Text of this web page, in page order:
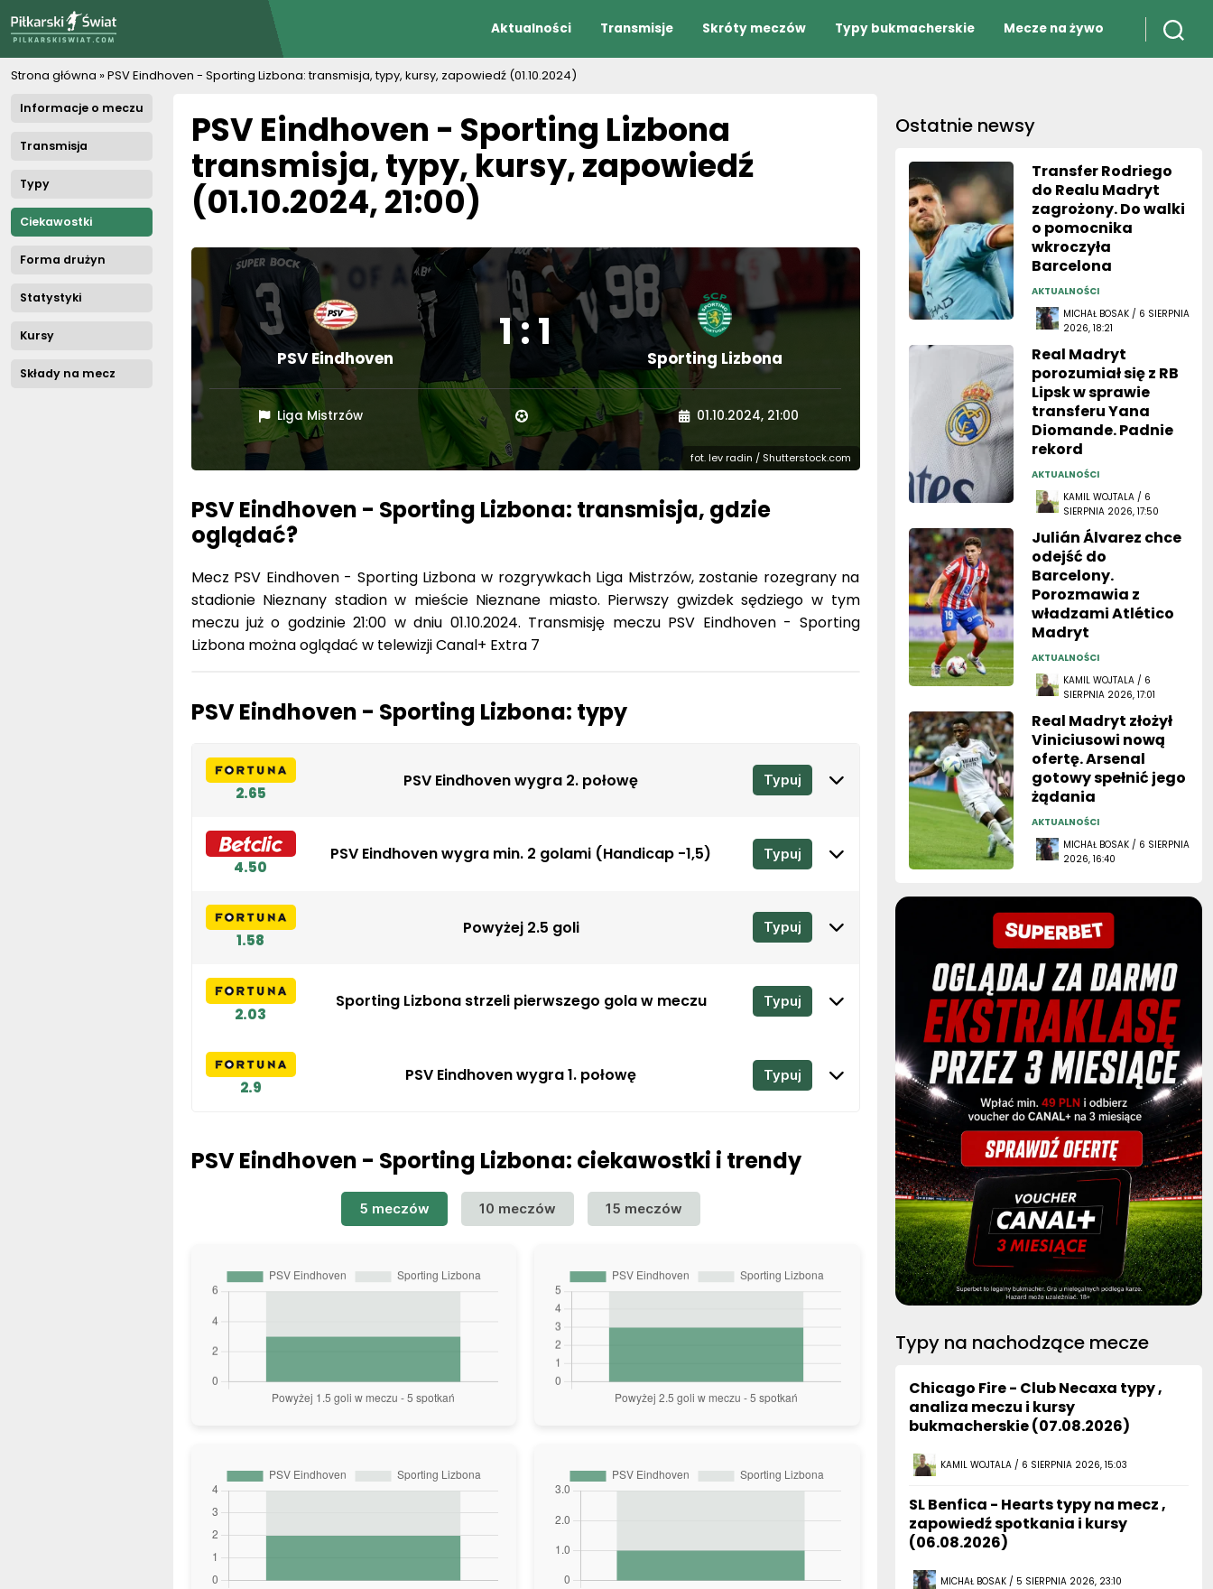
Aktualności Transmisje Skróty meczów Typy bukmacherskie Mecze na żywo
Strona główna »PSV Eindhoven - Sporting Lizbona: transmisja, typy, kursy, zapowiedź (01.10.2024)
Informacje o meczu
Transmisja
Typy
Ciekawostki
Forma drużyn
Statystyki
Kursy
Składy na mecz
PSV Eindhoven - Sporting Lizbona
transmisja, typy, kursy, zapowiedź
(01.10.2024, 21:00)
PSV Eindhoven
1 : 1
Sporting Lizbona
Liga Mistrzów 01.10.2024, 21:00
fot. lev radin / Shutterstock.com
PSV Eindhoven - Sporting Lizbona: transmisja, gdzie
oglądać?
Mecz PSV Eindhoven - Sporting Lizbona w rozgrywkach Liga Mistrzów, zostanie rozegrany na
stadionie Nieznany stadion w mieście Nieznane miasto. Pierwszy gwizdek sędziego w tym
meczu już o godzinie 21:00 w dniu 01.10.2024. Transmisję meczu PSV Eindhoven - Sporting
Lizbona można oglądać w telewizji Canal+ Extra 7
PSV Eindhoven - Sporting Lizbona: typy
2.65
PSV Eindhoven wygra 2. połowę Typuj
4.50
PSV Eindhoven wygra min. 2 golami (Handicap -1,5) Typuj
1.58
Powyżej 2.5 goli Typuj
2.03
Sporting Lizbona strzeli pierwszego gola w meczu Typuj
2.9
PSV Eindhoven wygra 1. połowę Typuj
PSV Eindhoven - Sporting Lizbona: ciekawostki i trendy
5 meczów 10 meczów 15 meczów
Ostatnie newsy
Transfer Rodriego
do Realu Madryt
zagrożony. Do walki
o pomocnika
wkroczyła
Barcelona
AKTUALNOŚCI
MICHAŁ BOSAK / 6 SIERPNIA
2026, 18:21
Real Madryt
porozumiał się z RB
Lipsk w sprawie
transferu Yana
Diomande. Padnie
rekord
AKTUALNOŚCI
KAMIL WOJTALA / 6
SIERPNIA 2026, 17:50
Julián Álvarez chce
odejść do
Barcelony.
Porozmawia z
władzami Atlético
Madryt
AKTUALNOŚCI
KAMIL WOJTALA / 6
SIERPNIA 2026, 17:01
Real Madryt złożył
Viniciusowi nową
ofertę. Arsenal
gotowy spełnić jego
żądania
AKTUALNOŚCI
MICHAŁ BOSAK / 6 SIERPNIA
2026, 16:40
Typy na nachodzące mecze
Chicago Fire - Club Necaxa typy ,
analiza meczu i kursy
bukmacherskie (07.08.2026)
KAMIL WOJTALA / 6 SIERPNIA 2026, 15:03
SL Benfica - Hearts typy na mecz ,
zapowiedź spotkania i kursy
(06.08.2026)
MICHAŁ BOSAK / 5 SIERPNIA 2026, 23:10